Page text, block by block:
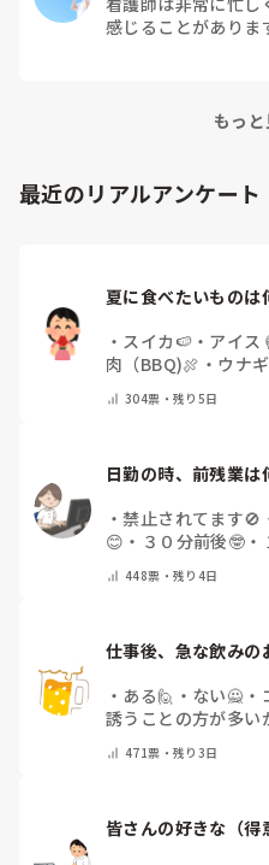
感じることがありま
もっ
最近のリアルアンケート
夏に食べたいものは
・ スイカ🍉 ・ アイス
肉（BBQ)🍖 ・ ウナ
304票・残り5日
日勤の時、前残業は
・禁止されてます🚫
😊 ・ ３０分前後🤓 ・
448票・残り4日
仕事後、急な飲みの
・ ある🙋 ・ ない🙅 ・
誘うことの方が多い
471票・残り3日
皆さんの好きな（得